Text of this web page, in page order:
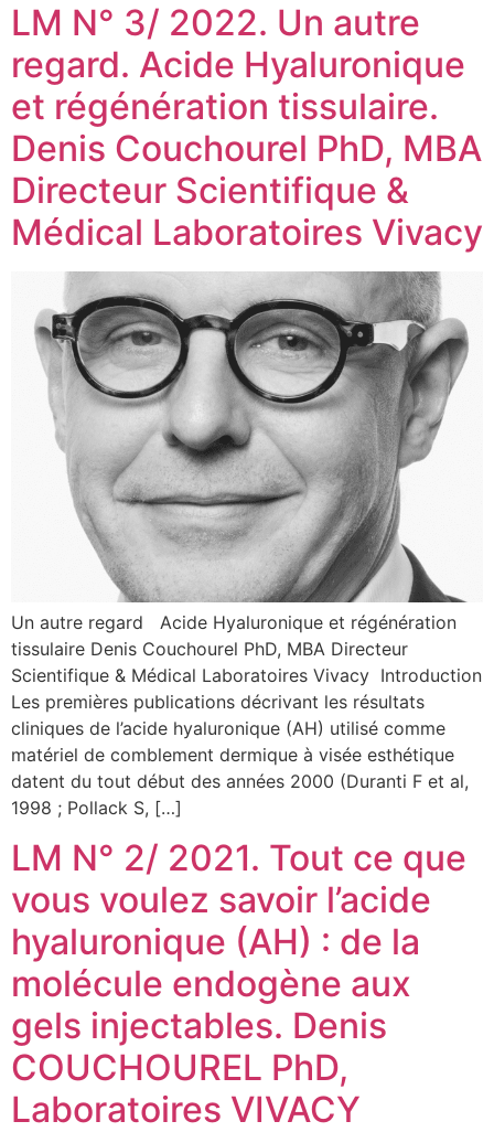
LM N° 3/ 2022. Un autre
regard. Acide Hyaluronique
et régénération tissulaire.
Denis Couchourel PhD, MBA
Directeur Scientifique &
Médical Laboratoires Vivacy
Un autre regard Acide Hyaluronique et régénération
tissulaire Denis Couchourel PhD, MBA Directeur
Scientifique & Médical Laboratoires Vivacy ​ Introduction
Les premières publications décrivant les résultats
cliniques de l’acide hyaluronique (AH) utilisé comme
matériel de comblement dermique à visée esthétique
datent du tout début des années 2000 (Duranti F et al,
1998 ; Pollack S, […]
LM N° 2/ 2021. Tout ce que
vous voulez savoir l’acide
hyaluronique (AH) : de la
molécule endogène aux
gels injectables. Denis
COUCHOUREL PhD,
Laboratoires VIVACY